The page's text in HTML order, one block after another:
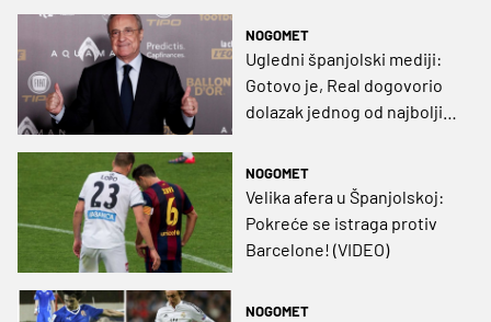
NOGOMET
Ugledni španjolski mediji:
Gotovo je, Real dogovorio
dolazak jednog od najboljih
NOGOMET
Velika afera u Španjolskoj:
Pokreće se istraga protiv
Barcelone! (VIDEO)
NOGOMET